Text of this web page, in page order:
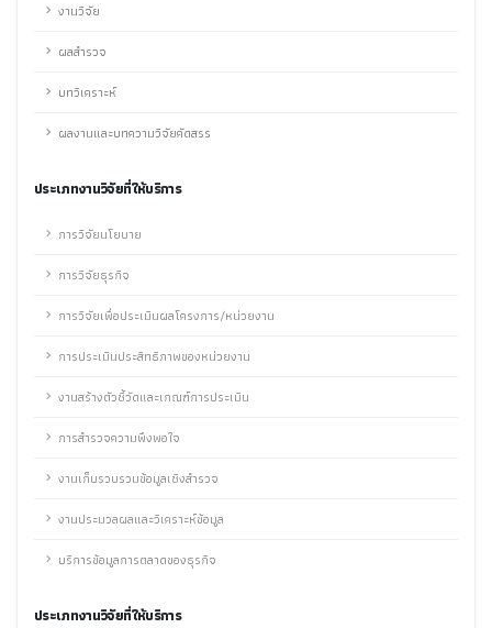
งานวิจัย
ผลสำรวจ
บทวิเคราะห์
ผลงานและบทความวิจัยคัดสรร
ประเภทงานวิจัยที่ให้บริการ
การวิจัยนโยบาย
การวิจัยธุรกิจ
การวิจัยเพื่อประเมินผลโครงการ/หน่วยงาน
การประเมินประสิทธิภาพของหน่วยงาน
งานสร้างตัวชี้วัดและเกณฑ์การประเมิน
การสำรวจความพึงพอใจ
งานเก็บรวบรวมข้อมูลเชิงสำรวจ
งานประมวลผลและวิเคราะห์ข้อมูล
บริการข้อมูลการตลาดของธุรกิจ
ประเภทงานวิจัยที่ให้บริการ